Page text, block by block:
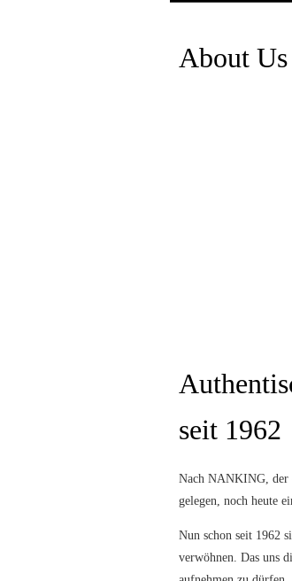
About Us
seit 1962
Nach NANKING, der
gelegen, noch heute
Nun schon seit 1962
verwöhnen. Das uns